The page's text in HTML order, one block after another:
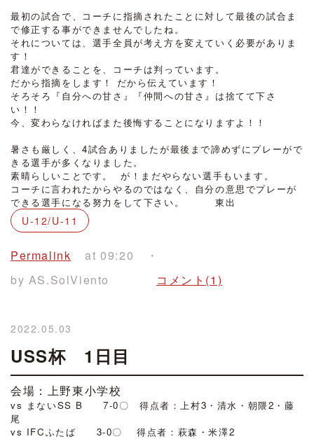
最初の試合で、コーチに指摘されたことに対して最後の試合ま
で修正する事ができませんでしたね。
それについては、選手全員が考え方を変えていく必要がありま
す！
君達ができることを、コーチは判っています。
だから指摘をします！ だから伝えています！
そろそろ『自分への甘さ』『仲間への甘さ』は捨てて下さ
い！！
今、変わらなければまた後悔することになりますよ！！
暑さも厳しく、4試合ありましたが最後まで諦めずにプレーがで
きる選手が多くなりました。
素晴らしいことです。 が！まだやらない選手もいます。
コーチに言われたからやるのではなく、自分の意思でプレーが
できる選手になる努力をして下さい。 東出
U-12/U-11
Permalink
by AS.SolViento
at 09:20
コメント(1)
2022.05.03
USS杯 1日目
会場：上野東小学校
vs まないSS B 7-0〇 得点者：上村3・清水・朝隈2・藤
尾
vs IFCふたば 3-0〇 得点者：萩森・米澤2